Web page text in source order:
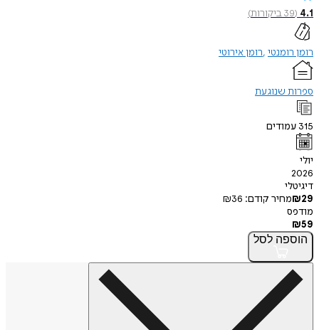
ביקורות)
רומן אירוטי
שנוגעת
קודם:
₪36
לסל